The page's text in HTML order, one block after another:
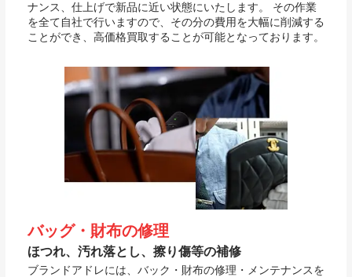
ナンス、仕上げで新品に近い状態にいたします。 その作業
を全て自社で行いますので、その分の費用を大幅に削減する
ことができ、高価格買取することが可能となっております。
バッグ・財布の修理
ほつれ、汚れ落とし、擦り傷等の補修
ブランドアドレには、バック・財布の修理・メンテナンスを